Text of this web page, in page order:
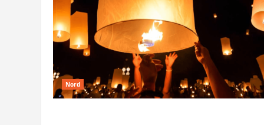
Nord